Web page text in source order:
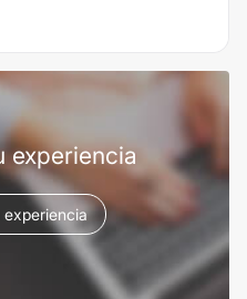
experiencia